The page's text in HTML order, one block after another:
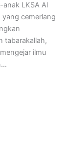
LKSA Al
yang cemerlang
tabarakallah,
ilmu